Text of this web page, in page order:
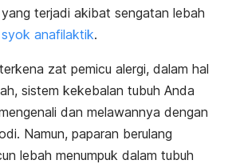
terjadi akibat sengatan lebah
syok anafilaktik.
zat pemicu alergi, dalam hal
sistem kekebalan tubuh Anda
dan melawannya dengan
Namun, paparan berulang
lebah menumpuk dalam tubuh